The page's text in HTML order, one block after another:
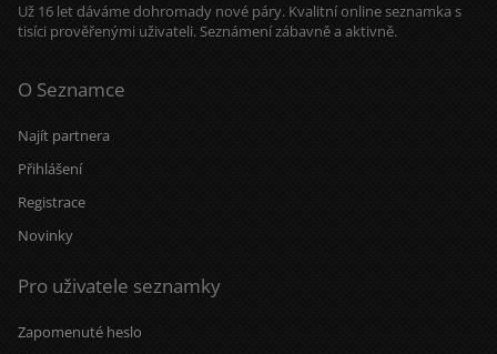
Už 16 let dáváme dohromady nové páry. Kvalitní online seznamka s
tisíci prověřenými uživateli. Seznámení zábavně a aktivně.
O Seznamce
Najít partnera
Přihlášení
Registrace
Novinky
Pro uživatele seznamky
Zapomenuté heslo